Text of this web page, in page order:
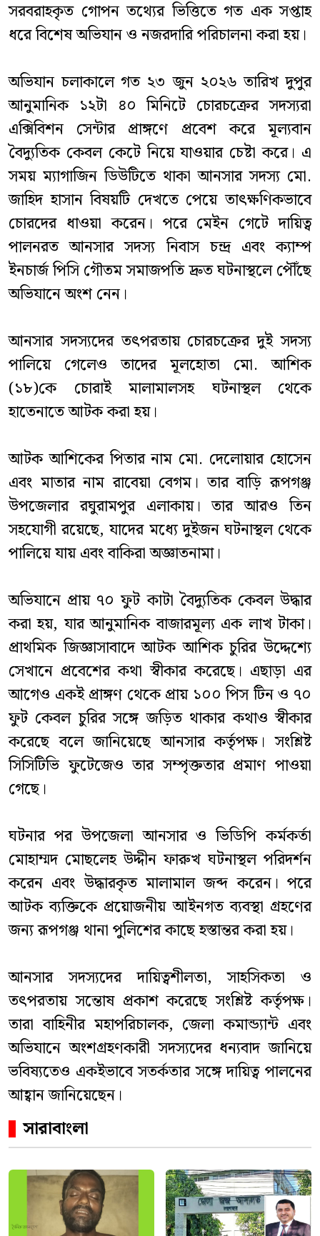
সরবরাহকৃত গোপন তথ্যের ভিত্তিতে গত এক সপ্তাহ
ধরে বিশেষ অভিযান ও নজরদারি পরিচালনা করা হয়।
অভিযান চলাকালে গত ২৩ জুন ২০২৬ তারিখ দুপুর
আনুমানিক ১২টা ৪০ মিনিটে চোরচক্রের সদস্যরা
এক্সিবিশন সেন্টার প্রাঙ্গণে প্রবেশ করে মূল্যবান
বৈদ্যুতিক কেবল কেটে নিয়ে যাওয়ার চেষ্টা করে। এ
সময় ম্যাগাজিন ডিউটিতে থাকা আনসার সদস্য মো.
জাহিদ হাসান বিষয়টি দেখতে পেয়ে তাৎক্ষণিকভাবে
চোরদের ধাওয়া করেন। পরে মেইন গেটে দায়িত্ব
পালনরত আনসার সদস্য নিবাস চন্দ্র এবং ক্যাম্প
ইনচার্জ পিসি গৌতম সমাজপতি দ্রুত ঘটনাস্থলে পৌঁছে
অভিযানে অংশ নেন।
আনসার সদস্যদের তৎপরতায় চোরচক্রের দুই সদস্য
পালিয়ে গেলেও তাদের মূলহোতা মো. আশিক
(১৮)কে চোরাই মালামালসহ ঘটনাস্থল থেকে
হাতেনাতে আটক করা হয়।
আটক আশিকের পিতার নাম মো. দেলোয়ার হোসেন
এবং মাতার নাম রাবেয়া বেগম। তার বাড়ি রূপগঞ্জ
উপজেলার রঘুরামপুর এলাকায়। তার আরও তিন
সহযোগী রয়েছে, যাদের মধ্যে দুইজন ঘটনাস্থল থেকে
পালিয়ে যায় এবং বাকিরা অজ্ঞাতনামা।
অভিযানে প্রায় ৭০ ফুট কাটা বৈদ্যুতিক কেবল উদ্ধার
করা হয়, যার আনুমানিক বাজারমূল্য এক লাখ টাকা।
প্রাথমিক জিজ্ঞাসাবাদে আটক আশিক চুরির উদ্দেশ্যে
সেখানে প্রবেশের কথা স্বীকার করেছে। এছাড়া এর
আগেও একই প্রাঙ্গণ থেকে প্রায় ১০০ পিস টিন ও ৭০
ফুট কেবল চুরির সঙ্গে জড়িত থাকার কথাও স্বীকার
করেছে বলে জানিয়েছে আনসার কর্তৃপক্ষ। সংশ্লিষ্ট
সিসিটিভি ফুটেজেও তার সম্পৃক্ততার প্রমাণ পাওয়া
গেছে।
ঘটনার পর উপজেলা আনসার ও ভিডিপি কর্মকর্তা
মোহাম্মদ মোছলেহ উদ্দীন ফারুখ ঘটনাস্থল পরিদর্শন
করেন এবং উদ্ধারকৃত মালামাল জব্দ করেন। পরে
আটক ব্যক্তিকে প্রয়োজনীয় আইনগত ব্যবস্থা গ্রহণের
জন্য রূপগঞ্জ থানা পুলিশের কাছে হস্তান্তর করা হয়।
আনসার সদস্যদের দায়িত্বশীলতা, সাহসিকতা ও
তৎপরতায় সন্তোষ প্রকাশ করেছে সংশ্লিষ্ট কর্তৃপক্ষ।
তারা বাহিনীর মহাপরিচালক, জেলা কমান্ড্যান্ট এবং
অভিযানে অংশগ্রহণকারী সদস্যদের ধন্যবাদ জানিয়ে
ভবিষ্যতেও একইভাবে সতর্কতার সঙ্গে দায়িত্ব পালনের
আহ্বান জানিয়েছেন।
সারাবাংলা